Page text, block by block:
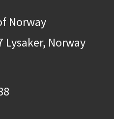
Norway
Lysaker, Norway